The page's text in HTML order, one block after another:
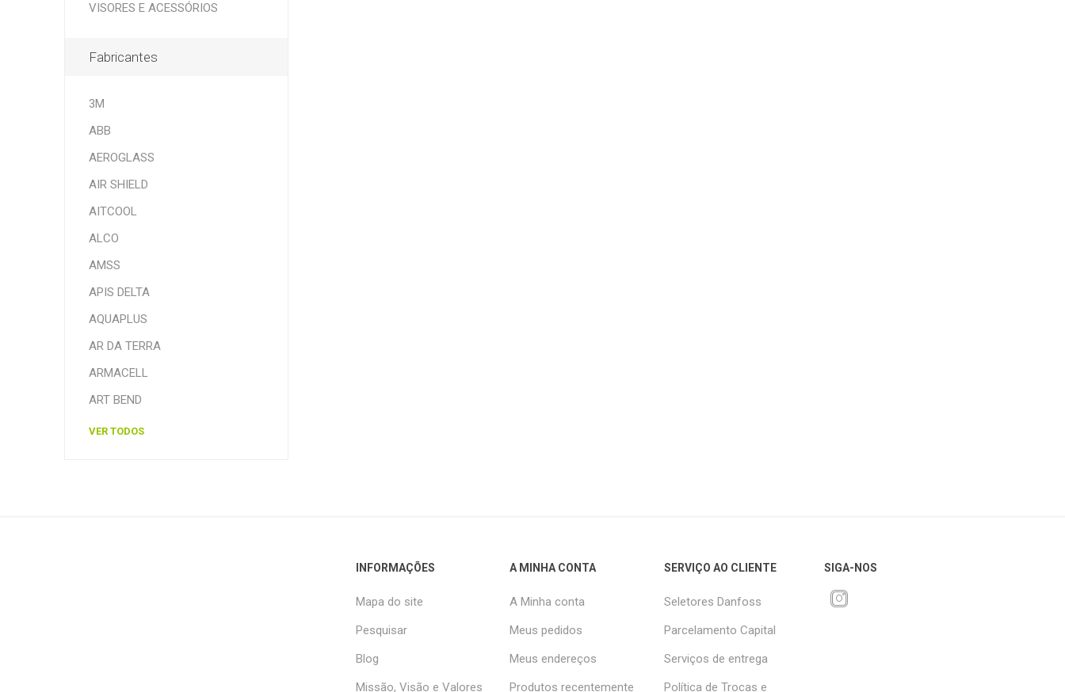
VISORES E ACESSÓRIOS
Fabricantes
3M
ABB
AEROGLASS
AIR SHIELD
AITCOOL
ALCO
AMSS
APIS DELTA
AQUAPLUS
AR DA TERRA
ARMACELL
ART BEND
VER TODOS
INFORMAÇÕES
Mapa do site
Pesquisar
Blog
Missão, Visão e Valores
A MINHA CONTA
A Minha conta
Meus pedidos
Meus endereços
Produtos recentemente
SERVIÇO AO CLIENTE
Seletores Danfoss
Parcelamento Capital
Serviços de entrega
Política de Trocas e
SIGA-NOS